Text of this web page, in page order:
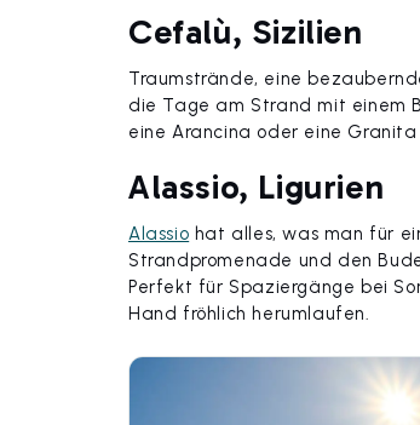
Cefalù, Sizilien
Traumstrände, eine
die Tage am Strand mit einem
eine Arancina oder eine Granita
Alassio, Ligurien
Alassio hat alles, was man für
Strandpromenade und den
Perfekt für Spaziergänge bei
Hand fröhlich herumlaufen.